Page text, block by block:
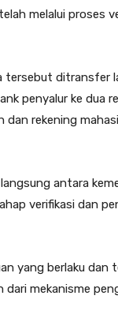
melalui proses
tersebut ditransfer
penyalur ke dua
dan rekening
antara
verifikasi dan
yang berlaku dan
dari mekanisme